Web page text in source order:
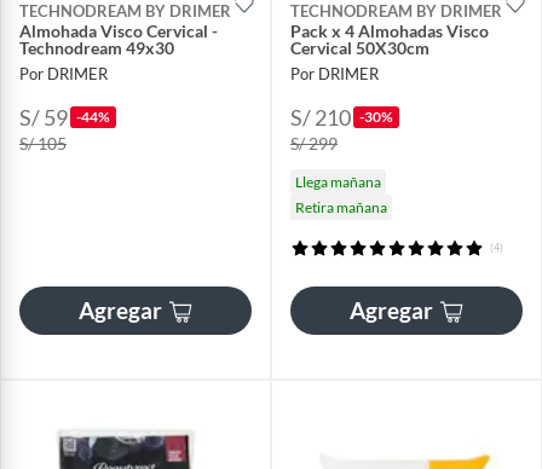
TECHNODREAM BY DRIMER
Almohada Visco Cervical -
Technodream 49x30
Por DRIMER
S/ 59 -44%
S/ 105
Agregar
TECHNODREAM BY DRIMER
Pack x 4 Almohadas Visco
Cervical 50X30cm
Por DRIMER
S/ 210 -30%
S/ 299
Llega mañana
Retira mañana
(4)
Agregar